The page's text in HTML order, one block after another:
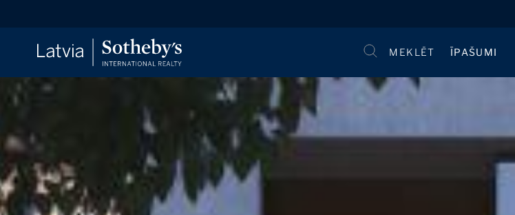
ĪPAŠUMI
MEKLĒT